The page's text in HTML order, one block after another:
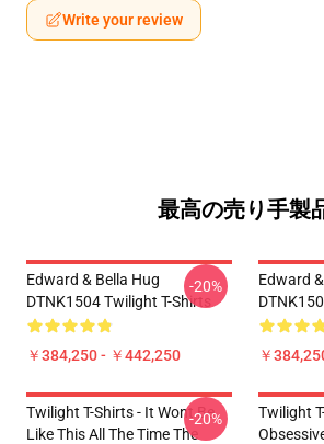
Write your review
最高の売り手製
Edward & Bella Hug
DTNK1504 Twilight T-Shirts
￥384,250 - ￥442,250
-20%
Edward
￥
Twilight T-Shirts - It Wont Be
Like This All The Time The
-20%
Twilight